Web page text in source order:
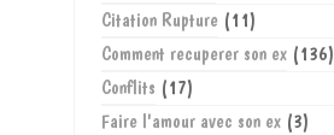
Citation Rupture(11)
Comment recuperer son ex(136)
Conflits (17)
Faire l'amour avec son ex(3)